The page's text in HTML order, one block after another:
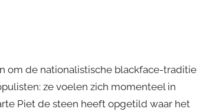
om de nationalistische blackface-traditie
ze voelen zich momenteel in
Piet de steen heeft opgetild waar het